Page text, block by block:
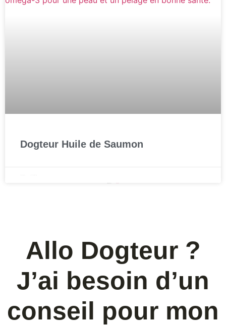
Dogteur Huile de Saumon
Allo Dogteur ?
J’ai besoin d’un
conseil pour mon